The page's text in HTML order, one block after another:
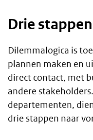
Drie stappen
Dilemmalogica is
plannen maken en
direct contact, met
andere
departementen,
drie stappen naar